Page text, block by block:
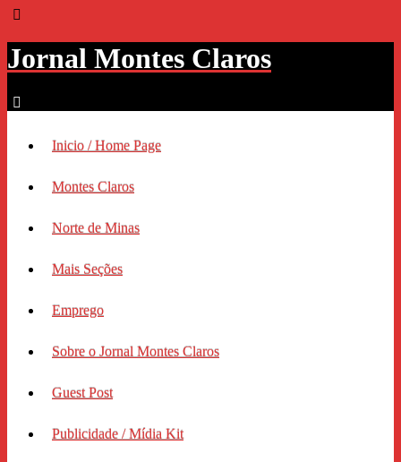
Jornal Montes Claros
Inicio / Home Page
Montes Claros
Norte de Minas
Mais Seções
Emprego
Sobre o Jornal Montes Claros
Guest Post
Publicidade / Mídia Kit